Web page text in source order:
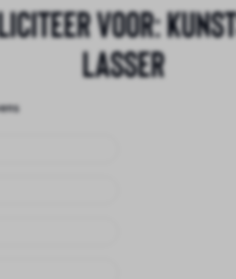
voor:
Lasser